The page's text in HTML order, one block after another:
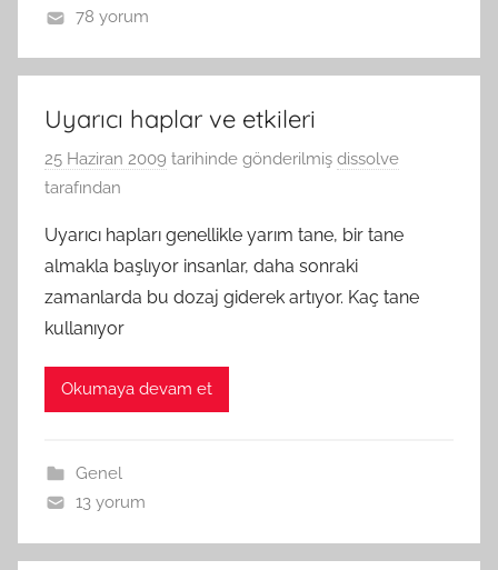
78 yorum
Uyarıcı haplar ve etkileri
25 Haziran 2009 tarihinde gönderilmiş dissolve
tarafından
Uyarıcı hapları genellikle yarım tane, bir tane
almakla başlıyor insanlar, daha sonraki
zamanlarda bu dozaj giderek artıyor. Kaç tane
kullanıyor
Okumaya devam et
Genel
13 yorum